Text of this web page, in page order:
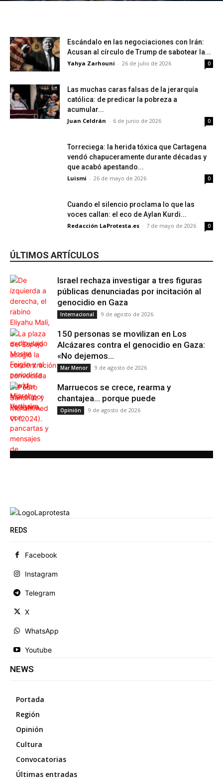
Escándalo en las negociaciones con Irán:
Acusan al círculo de Trump de sabotear la...
Yahya Zarhouni - 26 de julio de 2026 0
Las muchas caras falsas de la jerarquía
católica: de predicar la pobreza a
acumular...
Juan Celdrán - 6 de junio de 2026 0
Torreciega: la herida tóxica que Cartagena
vendó chapuceramente durante décadas y
que acabó apestando...
Luismi - 26 de mayo de 2026 0
Cuando el silencio proclama lo que las
voces callan: el eco de Aylan Kurdi...
Redacción LaProtesta.es - 7 de mayo de 2026 0
ÚLTIMOS ARTÍCULOS
Israel rechaza investigar a tres figuras
públicas denunciadas por incitación al
genocidio en Gaza
Internacional 9 de agosto de 2026
150 personas se movilizan en Los
Alcázares contra el genocidio en Gaza:
«No dejemos...
Mar Menor 9 de agosto de 2026
Marruecos se crece, rearma y
chantajea… porque puede
Opinión 9 de agosto de 2026
REDS
Facebook
Instagram
Telegram
X
WhatsApp
Youtube
NEWS
Portada
Región
Opinión
Cultura
Convocatorias
Últimas entradas